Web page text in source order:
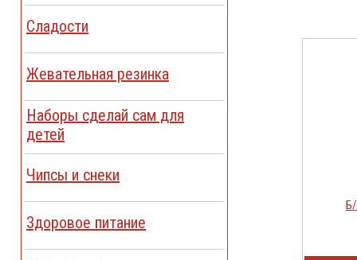
Сладости
Жевательная резинка
Наборы сделай сам для
детей
Чипсы и снеки
Здоровое питание
Б/